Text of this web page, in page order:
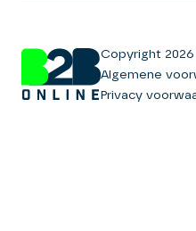
Copyright 2026
Algemene
Privacy